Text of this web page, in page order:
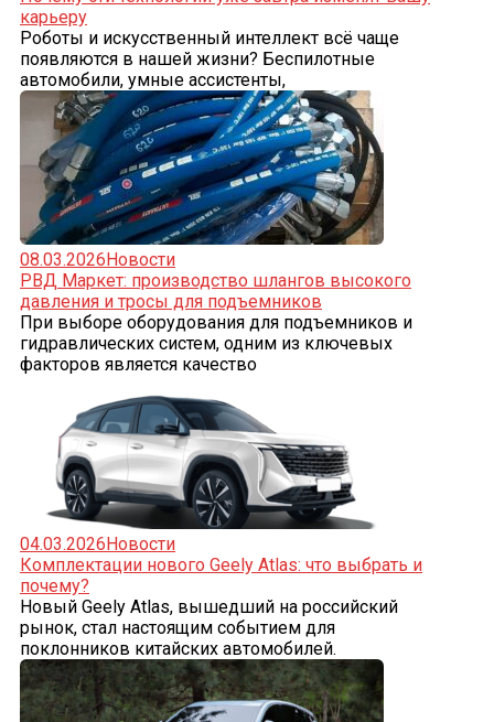
карьеру
Роботы и искусственный интеллект всё чаще
появляются в нашей жизни? Беспилотные
автомобили, умные ассистенты,
08.03.2026Новости
РВД Маркет: производство шлангов высокого
давления и тросы для подъемников
При выборе оборудования для подъемников и
гидравлических систем, одним из ключевых
факторов является качество
04.03.2026Новости
Комплектации нового Geely Atlas: что выбрать и
почему?
Новый Geely Atlas, вышедший на российский
рынок, стал настоящим событием для
поклонников китайских автомобилей.